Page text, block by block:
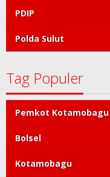
PDIP
Polda Sulut
Tag Populer
Pemkot Kotamobagu
Bolsel
Kotamobagu